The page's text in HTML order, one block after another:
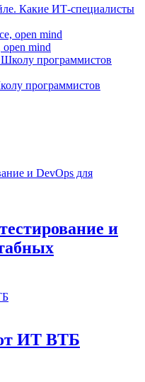
Какие ИТ-специалисты
mind
программистов
и
ИТ ВТБ